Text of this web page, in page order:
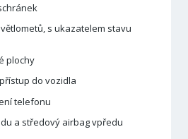
s ukazatelem stavu
plochy
do vozidla
telefonu
a středový airbag vpředu